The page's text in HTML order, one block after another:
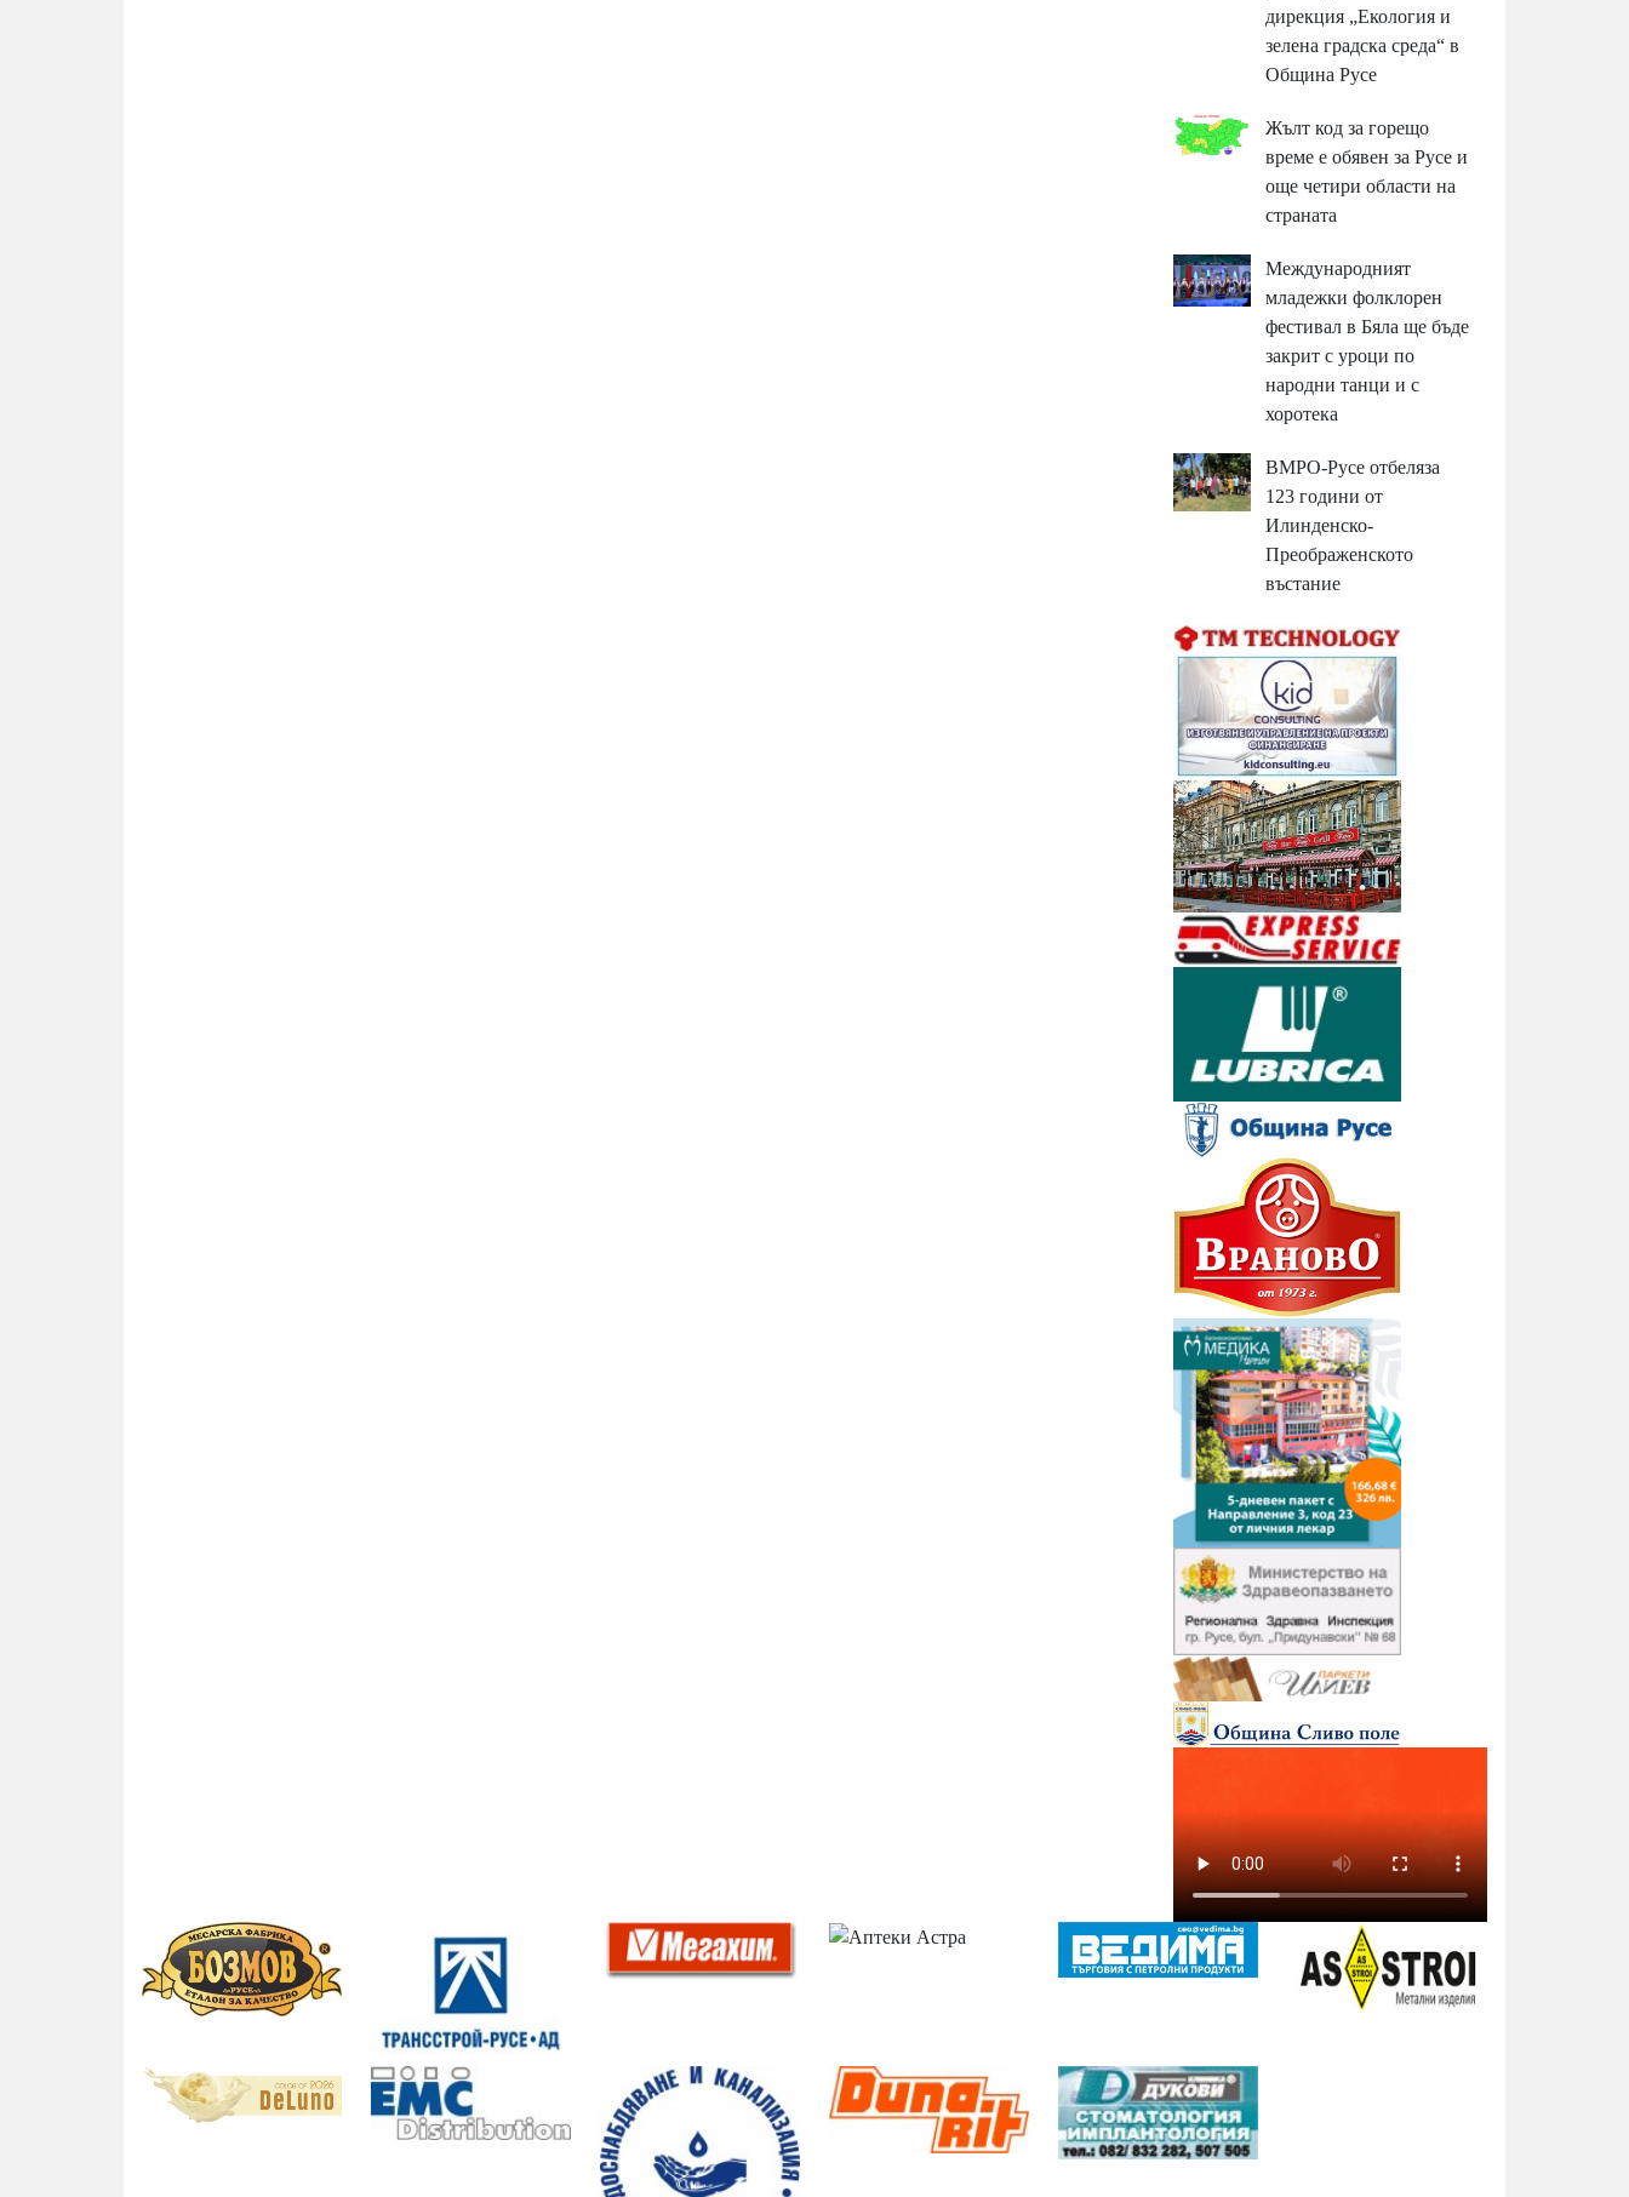
дирекция „Екология и
зелена градска среда“ в
Община Русе
Жълт код за горещо
време е обявен за Русе и
още четири области на
страната
Международният
младежки фолклорен
фестивал в Бяла ще бъде
закрит с уроци по
народни танци и с
хоротека
ВМРО-Русе отбеляза
123 години от
Илинденско-
Преображенското
въстание